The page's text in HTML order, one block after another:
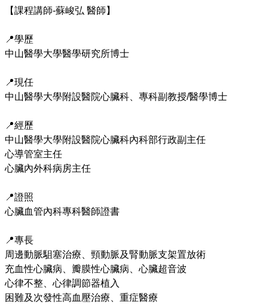
【課程講師-蘇峻弘 醫師】
📍學歷
中山醫學大學醫學研究所博士
📍現任
中山醫學大學附設醫院心臟科、專科副教授/醫學博士
📍經歷
中山醫學大學附設醫院心臟科內科部行政副主任
心導管室主任
心臟內外科病房主任
📍證照
心臟血管內科專科醫師證書
📍專長
周邊動脈駔塞治療、頸動脈及腎動脈支架置放術
充血性心臟病、瓣膜性心臟病、心臟超音波
心律不整、心律調節器植入
困難及次發性高血壓治療、重症醫療